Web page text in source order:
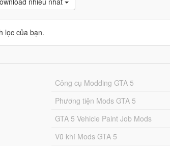
lọc của bạn.
Công cụ Modding GTA 5
Phương tiện Mods GTA 5
GTA 5 Vehicle Paint Job Mods
Vũ khí Mods GTA 5